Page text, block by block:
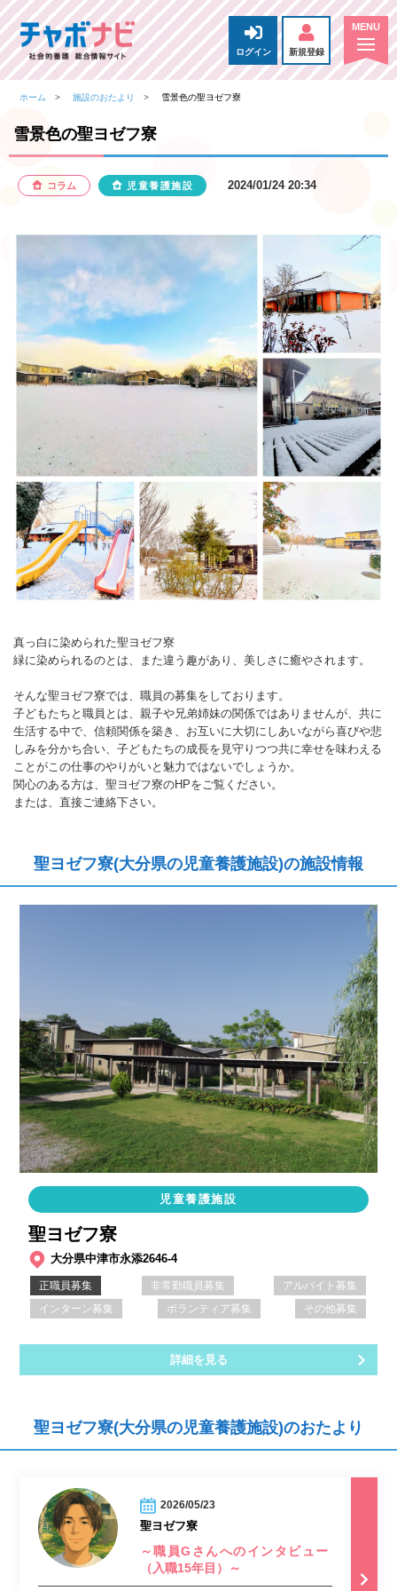
ログイン 新規登録
ホーム 施設のおたより 雪景色の聖ヨゼフ寮
雪景色の聖ヨゼフ寮
コラム 児童養護施設 2024/01/24 20:34
真っ白に染められた聖ヨゼフ寮
緑に染められるのとは、また違う趣があり、美しさに癒やされます。
そんな聖ヨゼフ寮では、職員の募集をしております。
子どもたちと職員とは、親子や兄弟姉妹の関係ではありませんが、共に
生活する中で、信頼関係を築き、お互いに大切にしあいながら喜びや悲
しみを分かち合い、子どもたちの成長を見守りつつ共に幸せを味わえる
ことがこの仕事のやりがいと魅力ではないでしょうか。
関心のある方は、聖ヨゼフ寮のHPをご覧ください。
または、直接ご連絡下さい。
聖ヨゼフ寮(大分県の児童養護施設)の施設情報
児童養護施設
聖ヨゼフ寮
大分県中津市永添2646-4
正職員募集 非常勤職員募集
アルバイト募集
インターン募集
ボランティア募集 その他募集
詳細を見る
聖ヨゼフ寮(大分県の児童養護施設)のおたより
2026/05/23
聖ヨゼフ寮
～職員Gさんへのインタビュー
（入職15年目）～